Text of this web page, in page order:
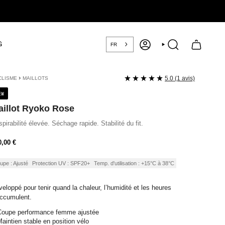
FR COMPTE RECHERCHE
› MAILLOTS
Ryoko Rose
élevée. Séchage rapide. Stabilité du fit.
5.0 (1 avis)
€
: Ajusté Protection UV : SPF20+ Temp. d'utilisation : +15°C à 38°C
pour tenir quand la chaleur, l’humidité et les heures
performance femme ajustée
stable en position vélo